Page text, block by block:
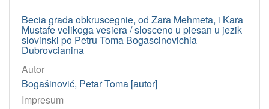
Becia grada obkruscegnie, od Zara Mehmeta, i Kara
Mustafe velikoga vesiera / slosceno u piesan u jezik
slovinski po Petru Toma Bogascinovichia
Dubrovcianina
Autor
Bogašinović, Petar Toma [autor]
Impresum